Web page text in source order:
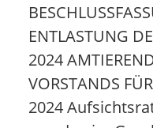
ENTLASTUNG
2024
VORSTANDS
2024